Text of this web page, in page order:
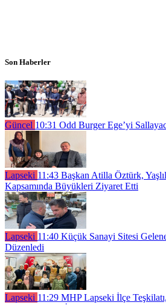
Son Haberler
Güncel 10:31 Odd Burger Ege’yi
Lapseki 11:43 Başkan Atilla Öztürk,
Kapsamında Büyükleri Ziyaret Etti
Lapseki 11:40 Küçük Sanayi Sitesi
Düzenledi
Lapseki 11:29 MHP Lapseki İlçe